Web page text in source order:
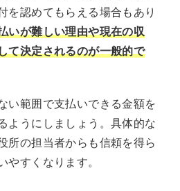
を認めてもらえる場合もあり
いが難しい理由や現在の収
て決定されるのが一般的で
い範囲で支払いできる金額を
ようにしましょう。具体的な
所の担当者からも信頼を得ら
やすくなります。